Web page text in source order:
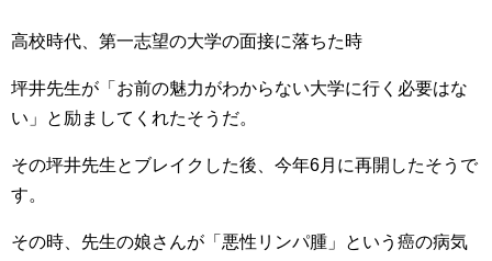
高校時代、第一志望の大学の面接に落ちた時
坪井先生が「お前の魅力がわからない大学に行く必要はな
い」と励ましてくれたそうだ。
その坪井先生とブレイクした後、今年6月に再開したそうで
す。
その時、先生の娘さんが「悪性リンパ腫」という癌の病気